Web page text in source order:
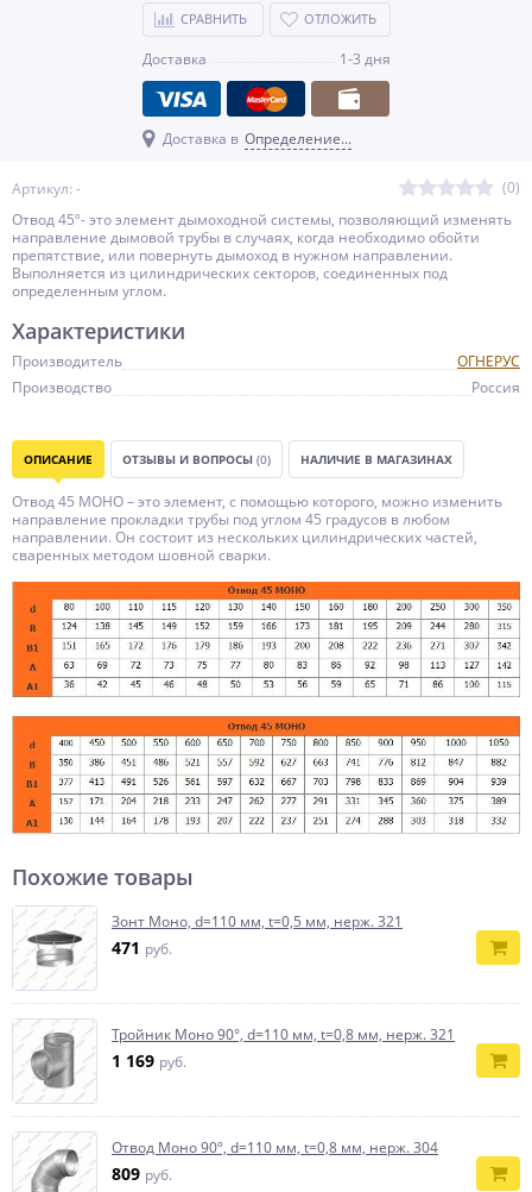
Артикул: -
(0)
Отвод 45º- это элемент дымоходной системы, позволяющий изменять
направление дымовой трубы в случаях, когда необходимо обойти
препятствие, или повернуть дымоход в нужном направлении.
Выполняется из цилиндрических секторов, соединенных под
определенным углом.
СРАВНИТЬ ОТЛОЖИТЬ
Доставка 1-3 дня
Доставка в Определение...
Характеристики
Производитель
ОГНЕРУС
Производство
Россия
ОПИСАНИЕ ОТЗЫВЫ И ВОПРОСЫ (0) НАЛИЧИЕ В МАГАЗИНАХ
Отвод 45 МОНО – это элемент, с помощью которого, можно изменить
направление прокладки трубы под углом 45 градусов в любом
направлении. Он состоит из нескольких цилиндрических частей,
сваренных методом шовной сварки.
Похожие товары
Зонт Моно, d=110 мм, t=0,5 мм, нерж. 321
471 руб.
Тройник Моно 90°, d=110 мм, t=0,8 мм, нерж. 321
1 169 руб.
Отвод Моно 90º, d=110 мм, t=0,8 мм, нерж. 304
809 руб.